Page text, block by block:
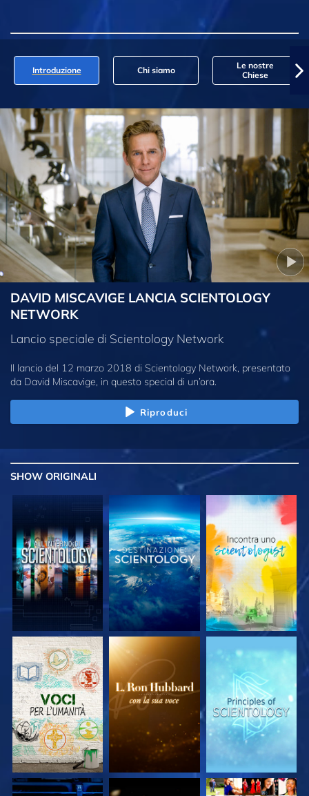
Introduzione Chi siamo
Le nostre
Chiese
DAVID MISCAVIGE LANCIA SCIENTOLOGY
NETWORK
Lancio speciale di Scientology Network
Il lancio del 12 marzo 2018 di Scientology Network, presentato
da David Miscavige, in questo special di un’ora.
Riproduci
SHOW ORIGINALI
ESPLORA LE
SERIE
ESPLORA LE
SERIE
ESPLORA LE
SERIE